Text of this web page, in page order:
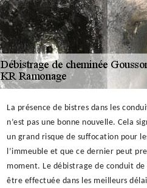
La présence de bistres dans les
n’est pas une bonne nouvelle. Cela
un grand risque de suffocation pour
l’immeuble et que ce dernier peut
moment. Le débistrage de conduit
être effectuée dans les meilleurs